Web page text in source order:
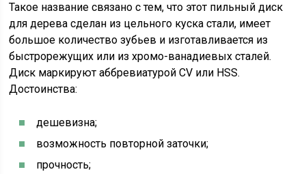
Такое название связано с тем, что этот пильный диск
для дерева сделан из цельного куска стали, имеет
большое количество зубьев и изготавливается из
быстрорежущих или из хромо-ванадиевых сталей.
Диск маркируют аббревиатурой CV или HSS.
Достоинства:
дешевизна;
возможность повторной заточки;
прочность;